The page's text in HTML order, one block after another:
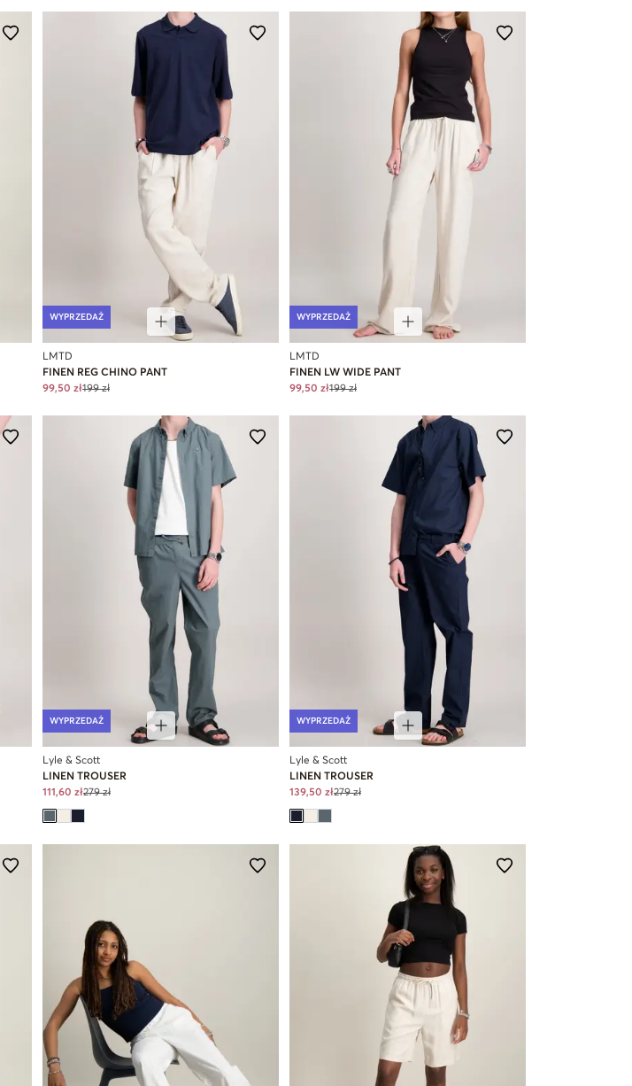
WYPRZEDAŻ
LMTD
FINEN REG CHINO PANT
99,50 zł199 zł
WYPRZEDAŻ
LMTD
FINEN LW WIDE PANT
99,50 zł199 zł
WYPRZEDAŻ
Lyle & Scott
LINEN TROUSER
111,60 zł279 zł
WYPRZEDAŻ
Lyle & Scott
LINEN TROUSER
139,50 zł279 zł